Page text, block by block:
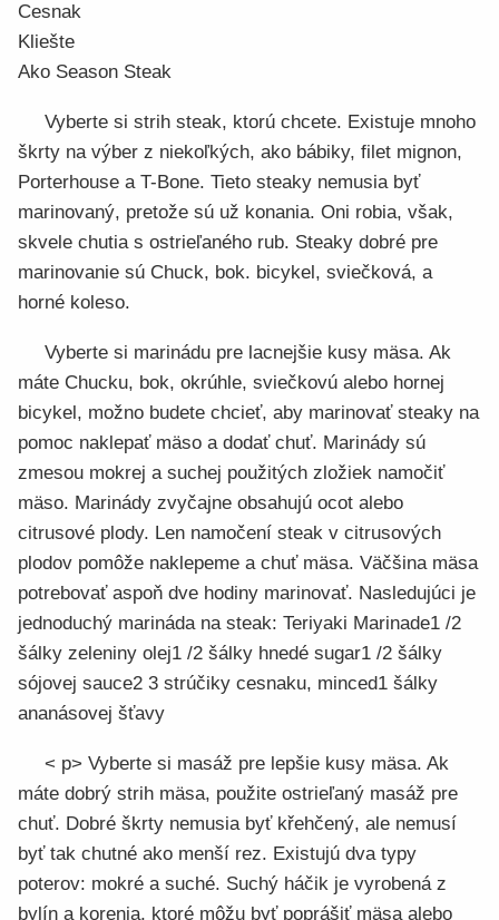
Cesnak
Kliešte
Ako Season Steak
Vyberte si strih steak, ktorú chcete. Existuje mnoho
škrty na výber z niekoľkých, ako bábiky, filet mignon,
Porterhouse a T-Bone. Tieto steaky nemusia byť
marinovaný, pretože sú už konania. Oni robia, však,
skvele chutia s ostrieľaného rub. Steaky dobré pre
marinovanie sú Chuck, bok. bicykel, sviečková, a
horné koleso.
Vyberte si marinádu pre lacnejšie kusy mäsa. Ak
máte Chucku, bok, okrúhle, sviečkovú alebo hornej
bicykel, možno budete chcieť, aby marinovať steaky na
pomoc naklepať mäso a dodať chuť. Marinády sú
zmesou mokrej a suchej použitých zložiek namočiť
mäso. Marinády zvyčajne obsahujú ocot alebo
citrusové plody. Len namočení steak v citrusových
plodov pomôže naklepeme a chuť mäsa. Väčšina mäsa
potrebovať aspoň dve hodiny marinovať. Nasledujúci je
jednoduchý marináda na steak: Teriyaki Marinade1 /2
šálky zeleniny olej1 /2 šálky hnedé sugar1 /2 šálky
sójovej sauce2 3 strúčiky cesnaku, minced1 šálky
ananásovej šťavy
< p> Vyberte si masáž pre lepšie kusy mäsa. Ak
máte dobrý strih mäsa, použite ostrieľaný masáž pre
chuť. Dobré škrty nemusia byť křehčený, ale nemusí
byť tak chutné ako menší rez. Existujú dva typy
poterov: mokré a suché. Suchý háčik je vyrobená z
bylín a korenia, ktoré môžu byť poprášiť mäsa alebo